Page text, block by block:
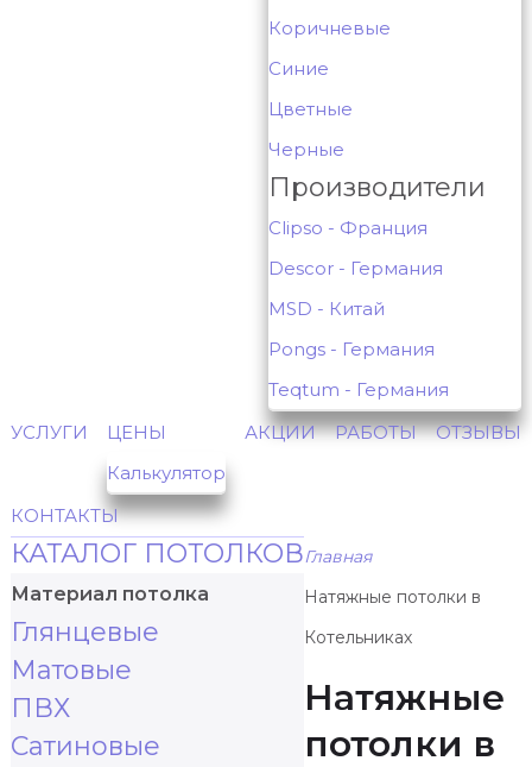
Коричневые
Синие
Цветные
Черные
Производители
Clipso - Франция
Descor - Германия
MSD - Китай
Pongs - Германия
Teqtum - Германия
УСЛУГИ
ЦЕНЫ
Калькулятор
АКЦИИ РАБОТЫ ОТЗЫВЫ
КОНТАКТЫ
КАТАЛОГ ПОТОЛКОВ
Материал потолка
Глянцевые
Матовые
ПВХ
Сатиновые
Главная
Натяжные потолки в
Котельниках
Натяжные
потолки в